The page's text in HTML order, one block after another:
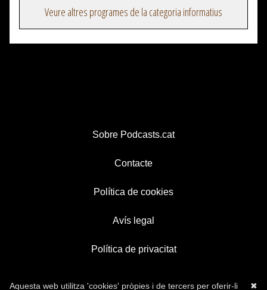
Veure altres programes de la categoria informatius
Sobre Podcasts.cat
Contacte
Política de cookies
Avís legal
Política de privacitat
✖
Aquesta web utilitza 'cookies' pròpies i de tercers per oferir-li